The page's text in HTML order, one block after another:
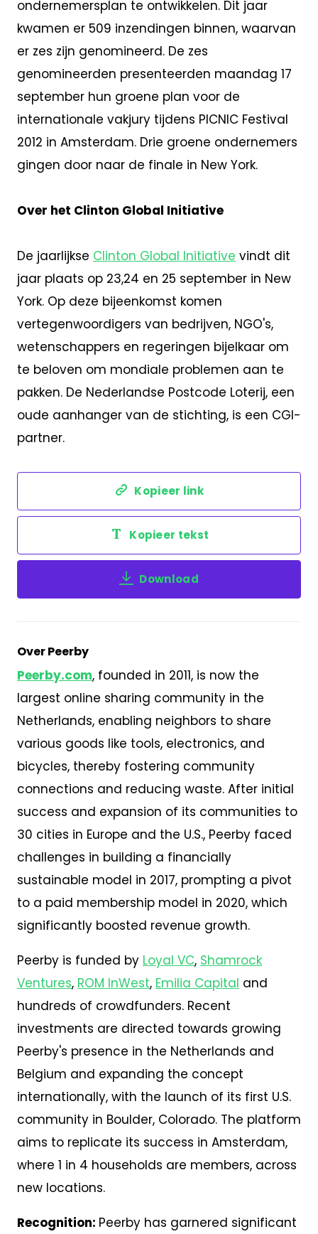
ondernemersplan te ontwikkelen. Dit jaar
kwamen er 509 inzendingen binnen, waarvan
er zes zijn genomineerd. De zes
genomineerden presenteerden maandag 17
september hun groene plan voor de
internationale vakjury tijdens PICNIC Festival
2012 in Amsterdam. Drie groene ondernemers
gingen door naar de finale in New York.
Over het Clinton Global Initiative
De jaarlijkse Clinton Global Initiative vindt dit
jaar plaats op 23,24 en 25 september in New
York. Op deze bijeenkomst komen
vertegenwoordigers van bedrijven, NGO's,
wetenschappers en regeringen bijelkaar om
te beloven om mondiale problemen aan te
pakken. De Nederlandse Postcode Loterij, een
oude aanhanger van de stichting, is een CGI-
partner.
Kopieer link
Kopieer tekst
Download
Over Peerby
Peerby.com, founded in 2011, is now the
largest online sharing community in the
Netherlands, enabling neighbors to share
various goods like tools, electronics, and
bicycles, thereby fostering community
connections and reducing waste. After initial
success and expansion of its communities to
30 cities in Europe and the U.S., Peerby faced
challenges in building a financially
sustainable model in 2017, prompting a pivot
to a paid membership model in 2020, which
significantly boosted revenue growth.
Peerby is funded by Loyal VC, Shamrock
Ventures, ROM InWest, Emilia Capital and
hundreds of crowdfunders. Recent
investments are directed towards growing
Peerby's presence in the Netherlands and
Belgium and expanding the concept
internationally, with the launch of its first U.S.
community in Boulder, Colorado. The platform
aims to replicate its success in Amsterdam,
where 1 in 4 households are members, across
new locations.
Recognition: Peerby has garnered significant